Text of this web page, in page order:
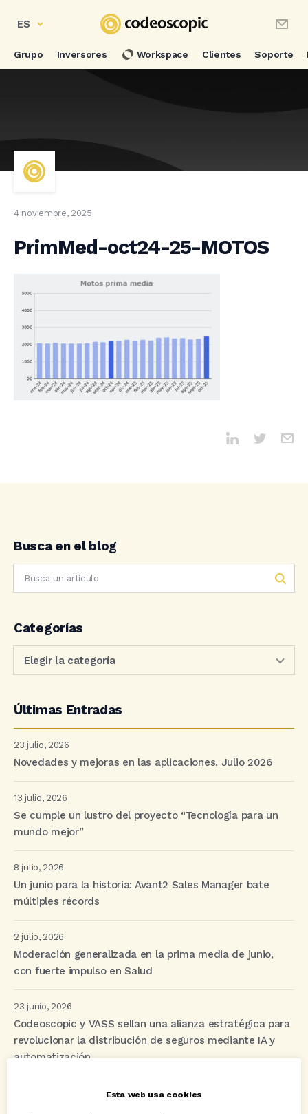
ES
Grupo Inversores Workspace Clientes Soporte
4 noviembre, 2025
PrimMed-oct24-25-MOTOS
Busca en el blog
Categorías
Últimas Entradas
23 julio, 2026
Novedades y mejoras en las aplicaciones. Julio 2026
13 julio, 2026
Se cumple un lustro del proyecto “Tecnología para un
mundo mejor”
8 julio, 2026
Un junio para la historia: Avant2 Sales Manager bate
múltiples récords
2 julio, 2026
Moderación generalizada en la prima media de junio,
con fuerte impulso en Salud
23 junio, 2026
Codeoscopic y VASS sellan una alianza estratégica para
revolucionar la distribución de seguros mediante IA y
automatización
Esta web usa cookies